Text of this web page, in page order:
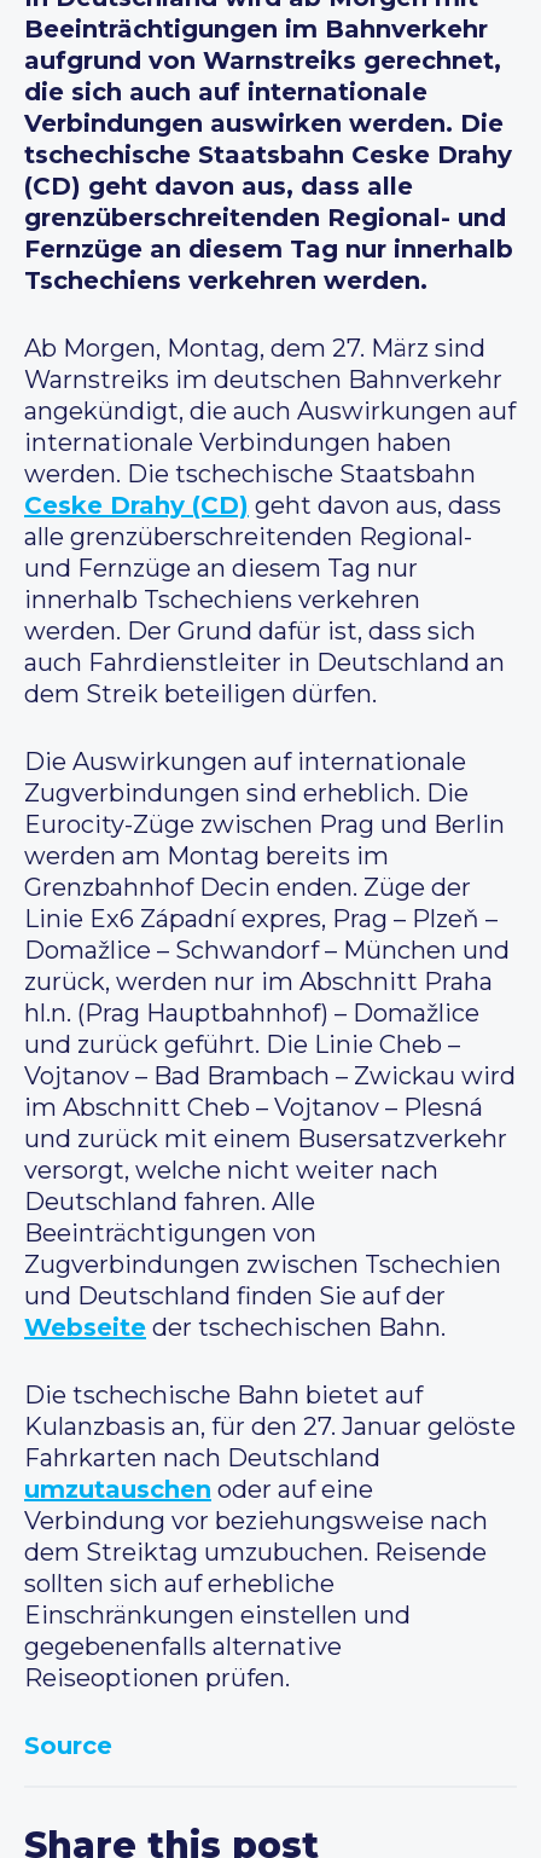
Beeinträchtigungen im Bahnverkehr
aufgrund von Warnstreiks gerechnet,
die sich auch auf internationale
Verbindungen auswirken werden. Die
tschechische Staatsbahn Ceske Drahy
(CD) geht davon aus, dass alle
grenzüberschreitenden Regional- und
Fernzüge an diesem Tag nur innerhalb
Tschechiens verkehren werden.
Ab Morgen, Montag, dem 27. März sind
Warnstreiks im deutschen Bahnverkehr
angekündigt, die auch Auswirkungen auf
internationale Verbindungen haben
werden. Die tschechische Staatsbahn
Ceske Drahy (CD) geht davon aus, dass
alle grenzüberschreitenden Regional-
und Fernzüge an diesem Tag nur
innerhalb Tschechiens verkehren
werden. Der Grund dafür ist, dass sich
auch Fahrdienstleiter in Deutschland an
dem Streik beteiligen dürfen.
Die Auswirkungen auf internationale
Zugverbindungen sind erheblich. Die
Eurocity-Züge zwischen Prag und Berlin
werden am Montag bereits im
Grenzbahnhof Decin enden. Züge der
Linie Ex6 Západní expres, Prag – Plzeň –
Domažlice – Schwandorf – München und
zurück, werden nur im Abschnitt Praha
hl.n. (Prag Hauptbahnhof) – Domažlice
und zurück geführt. Die Linie Cheb –
Vojtanov – Bad Brambach – Zwickau wird
im Abschnitt Cheb – Vojtanov – Plesná
und zurück mit einem Busersatzverkehr
versorgt, welche nicht weiter nach
Deutschland fahren. Alle
Beeinträchtigungen von
Zugverbindungen zwischen Tschechien
und Deutschland finden Sie auf der
Webseite der tschechischen Bahn.
Die tschechische Bahn bietet auf
Kulanzbasis an, für den 27. Januar gelöste
Fahrkarten nach Deutschland
umzutauschen oder auf eine
Verbindung vor beziehungsweise nach
dem Streiktag umzubuchen. Reisende
sollten sich auf erhebliche
Einschränkungen einstellen und
gegebenenfalls alternative
Reiseoptionen prüfen.
Source
Share this post